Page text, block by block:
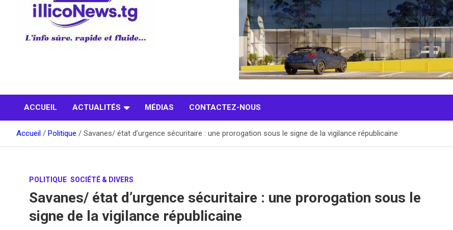
ACCUEIL ACTUALITÉS MÉDIAS CONTACTEZ-NOUS
Accueil Politique Savanes/ état d’urgence sécuritaire : une prorogation sous le signe de la vigilance républicaine
POLITIQUE SOCIÉTÉ & DIVERS
Savanes/ état d’urgence sécuritaire : une prorogation sous le
signe de la vigilance républicaine